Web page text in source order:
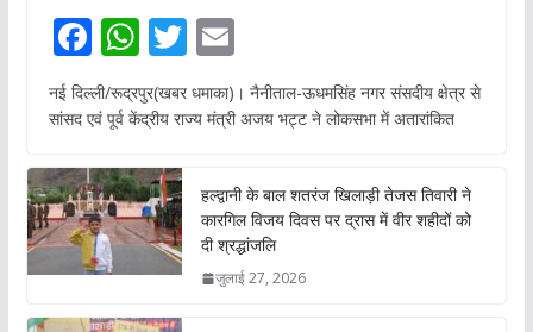
F
ac
e
o
o
k
W
h
at
A
p
p
T
w
itt
E
m
ai
नई दिल्ली/रूद्रपुर(खबर धमाका)। नैनीताल-ऊधमसिंह नगर संसदीय क्षेत्र से
सांसद एवं पूर्व केंद्रीय राज्य मंत्री अजय भट्ट ने लोकसभा में अतारांकित
हल्द्वानी के बाल शतरंज खिलाड़ी तेजस तिवारी ने
कारगिल विजय दिवस पर द्रास में वीर शहीदों को
दी श्रद्धांजलि
जुलाई 27, 2026